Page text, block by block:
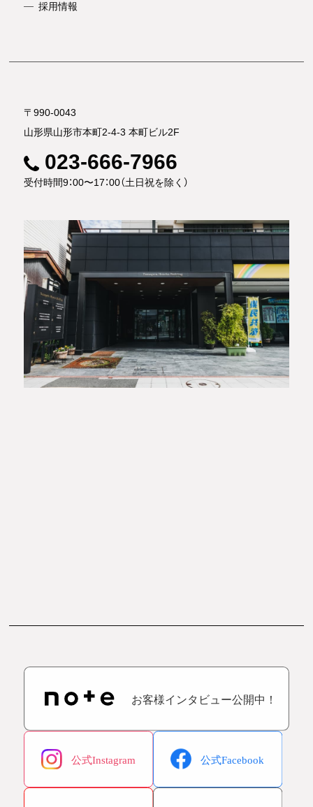
採用情報
〒990-0043
山形県山形市本町2-4-3 本町ビル2F
023-666-7966
受付時間9：00〜17：00（土日祝を除く）